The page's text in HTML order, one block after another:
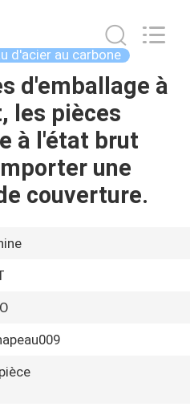
d'acier au carbone
d'emballage à
les pièces
à l'état brut
une
couverture.